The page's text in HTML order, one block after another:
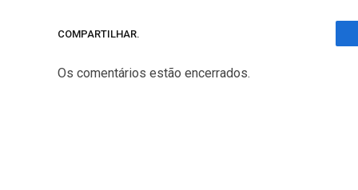
COMPARTILHAR.
Os comentários estão encerrados.